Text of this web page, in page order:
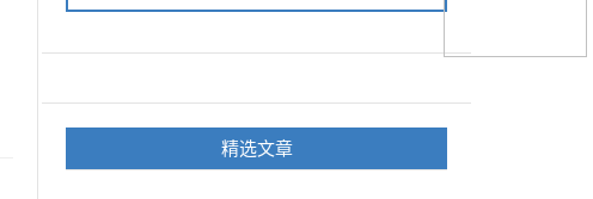
精选文章